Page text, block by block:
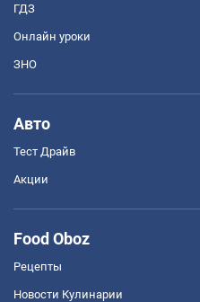
ГДЗ
Онлайн уроки
ЗНО
Авто
Тест Драйв
Акции
Food Oboz
Рецепты
Новости Кулинарии